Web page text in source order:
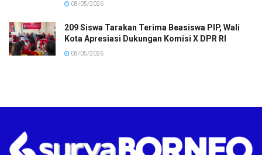
08/05/2026
209 Siswa Tarakan Terima Beasiswa PIP, Wali
Kota Apresiasi Dukungan Komisi X DPR RI
08/05/2026